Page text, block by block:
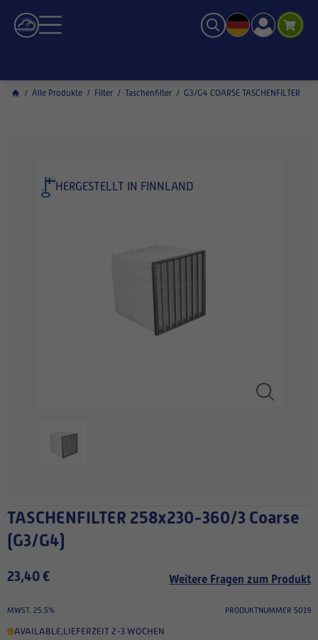
/ Alle Produkte / Filter / Taschenfilter / G3/G4 COARSE TASCHENFILTER
HERGESTELLT IN FINNLAND
TASCHENFILTER 258x230-360/3 Coarse
(G3/G4)
23,40 € Weitere Fragen zum Produkt
MWST. 25.5% PRODUKTNUMMER 5019
AVAILABLE,LIEFERZEIT 2-3 WOCHEN